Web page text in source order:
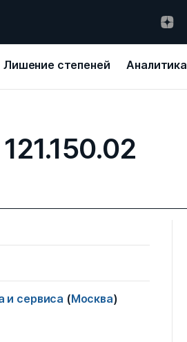
Лишение степеней Аналитика
и сервиса (Москва)